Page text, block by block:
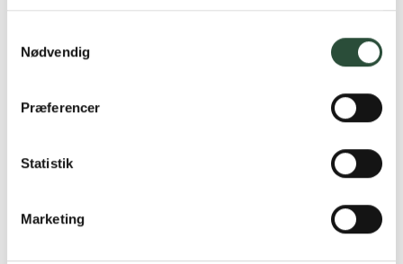
Nødvendig
Præferencer
Statistik
Marketing